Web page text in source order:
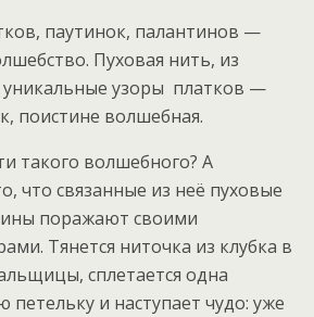
паутинок, палантинов —
Пуховая нить, из
уникальные узоры платков —
поистине волшебная.
такого волшебного? А
что связанные из неё пуховые
поражают своими
Тянется ниточка из клубка в
сплетается одна
петельку и наступает чудо: уже